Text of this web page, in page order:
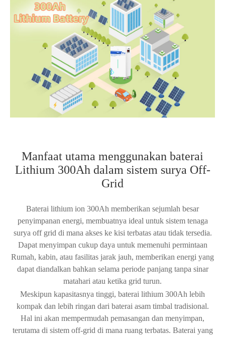
Manfaat utama menggunakan baterai
Lithium 300Ah dalam sistem surya Off-
Grid
Baterai lithium ion 300Ah memberikan sejumlah besar
penyimpanan energi, membuatnya ideal untuk sistem tenaga
surya off grid di mana akses ke kisi terbatas atau tidak tersedia.
Dapat menyimpan cukup daya untuk memenuhi permintaan
Rumah, kabin, atau fasilitas jarak jauh, memberikan energi yang
dapat diandalkan bahkan selama periode panjang tanpa sinar
matahari atau ketika grid turun.
Meskipun kapasitasnya tinggi, baterai lithium 300Ah lebih
kompak dan lebih ringan dari baterai asam timbal tradisional.
Hal ini akan mempermudah pemasangan dan menyimpan,
terutama di sistem off-grid di mana ruang terbatas. Baterai yang